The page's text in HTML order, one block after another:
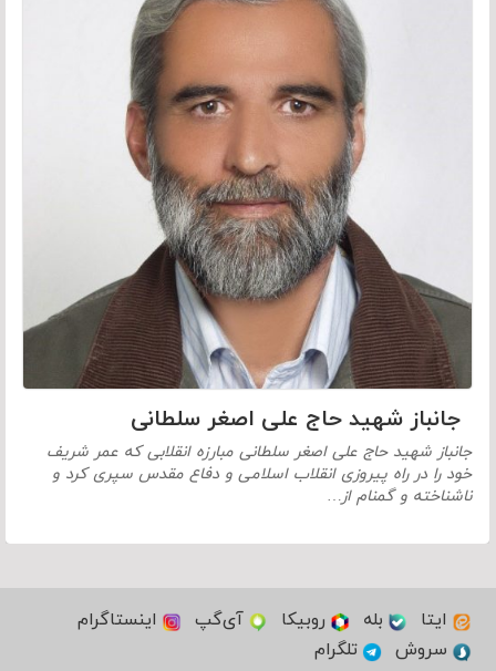
جانباز شهید حاج علی اصغر سلطانی
جانباز شهید حاج علی اصغر سلطانی مبارزه انقلابی که عمر شریف
خود را در راه پیروزی انقلاب اسلامی و دفاع مقدس سپری کرد و
ناشناخته و گمنام از…
ایتا بله روبیکا آی‌گپ
اینستاگرام
سروش
تلگرام